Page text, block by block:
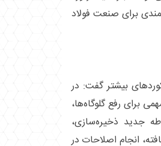
برای صنعت فولاد
بیشتر گفت: در
برای رفع گلوگاه‌ها،
جدید ذخیره‌سازی،
انجام اصلاحات در